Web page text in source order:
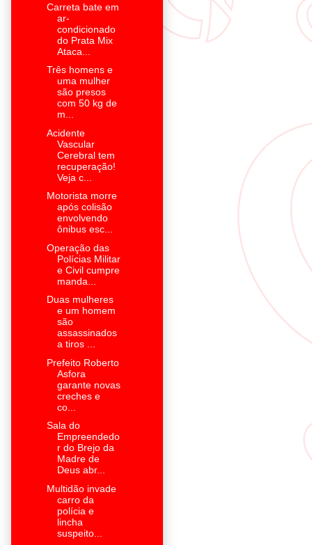
Carreta bate em
ar-
condicionado
do Prata Mix
Ataca...
Três homens e
uma mulher
são presos
com 50 kg de
m...
Acidente
Vascular
Cerebral tem
recuperação!
Veja c...
Motorista morre
após colisão
envolvendo
ônibus esc...
Operação das
Polícias Militar
e Civil cumpre
manda...
Duas mulheres
e um homem
são
assassinados
a tiros ...
Prefeito Roberto
Asfora
garante novas
creches e
co...
Sala do
Empreendedo
r do Brejo da
Madre de
Deus abr...
Multidão invade
carro da
polícia e
lincha
suspeito...